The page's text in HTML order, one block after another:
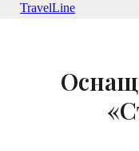
TravelLine